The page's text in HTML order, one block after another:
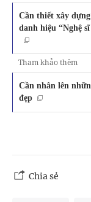
Cần thiết xây
danh hiệu “Nghệ
Tham khảo thêm
Cần nhân lên
đẹp
Chia sẻ